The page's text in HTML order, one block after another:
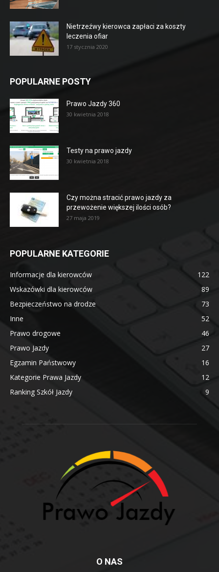
Nietrzeźwy kierowca zapłaci za koszty
leczenia ofiar
17 stycznia 2020
POPULARNE POSTY
Prawo Jazdy 360
30 kwietnia 2018
Testy na prawo jazdy
30 kwietnia 2018
Czy można stracić prawo jazdy za
przewożenie większej ilości osób?
27 maja 2019
POPULARNE KATEGORIE
Informacje dla kierowców
122
Wskazówki dla kierowców
89
Bezpieczeństwo na drodze
73
Inne
52
Prawo drogowe
46
Prawo Jazdy
27
Egzamin Państwowy
16
Kategorie Prawa Jazdy
12
Ranking Szkół Jazdy
9
O NAS